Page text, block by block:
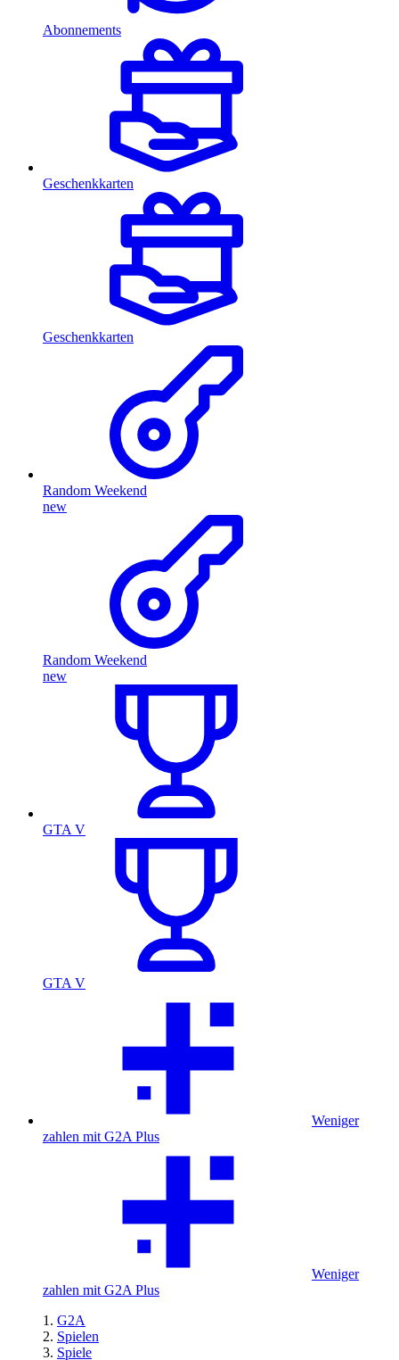
Abonnements
Geschenkkarten
Geschenkkarten
Random Weekend
new
Random Weekend
new
GTA V
GTA V
Weniger
zahlen mit G2A Plus
Weniger
zahlen mit G2A Plus
G2A
Spielen
Spiele